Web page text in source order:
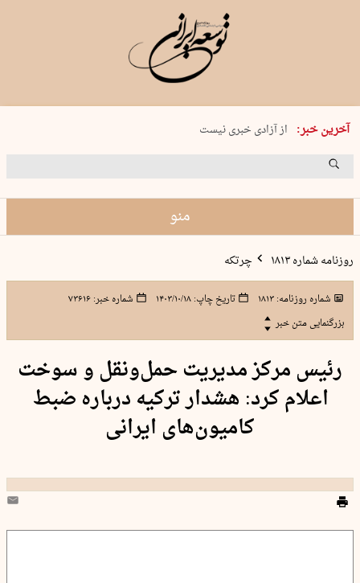
آخرین خبر:
یکشنبه 18 مرداد 1405 شماره 2245
از آزادی خبری نیست
۸۸۸ نفر سال گذشته بر اثر غرق‌شدگی جان …
منو
روزنامه شماره ۱۸۱۳ چرتکه
شماره روزنامه:۱۸۱۳ تاریخ چاپ:۱۴۰۳/۱۰/۱۸ شماره خبر:۷۳۶۱۶
بزرگنمایی متن خبر
رئیس مرکز مدیریت حمل‌ونقل و سوخت
اعلام کرد: هشدار ترکیه درباره ضبط
کامیون‌های ایرانی